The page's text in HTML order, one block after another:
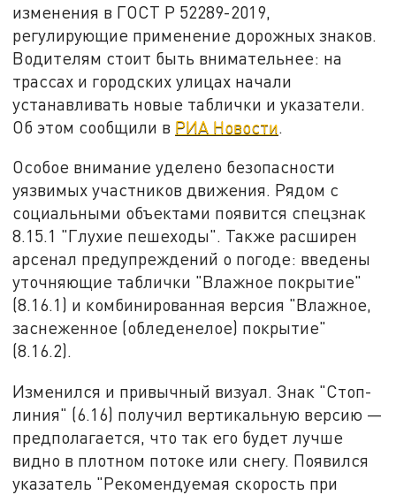
изменения в ГОСТ Р 52289-2019,
регулирующие применение дорожных знаков.
Водителям стоит быть внимательнее: на
трассах и городских улицах начали
устанавливать новые таблички и указатели.
Об этом сообщили в РИА Новости.
Особое внимание уделено безопасности
уязвимых участников движения. Рядом с
социальными объектами появится спецзнак
8.15.1 "Глухие пешеходы". Также расширен
арсенал предупреждений о погоде: введены
уточняющие таблички "Влажное покрытие"
(8.16.1) и комбинированная версия "Влажное,
заснеженное (обледенелое) покрытие"
(8.16.2).
Изменился и привычный визуал. Знак "Стоп-
линия" (6.16) получил вертикальную версию —
предполагается, что так его будет лучше
видно в плотном потоке или снегу. Появился
указатель "Рекомендуемая скорость при